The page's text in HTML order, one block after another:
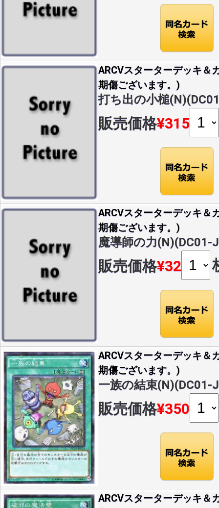
ARCVスターターデッキ＆
期傷ございます。)
打ち出の小槌
販売価格¥315
ARCVスターターデッキ＆
期傷ございます。)
魔導師の力(N)(DC01-
販売価格¥32
ARCVスターターデッキ＆
期傷ございます。)
一族の結束(N)(DC01-
販売価格¥350
ARCVスターターデッキ＆